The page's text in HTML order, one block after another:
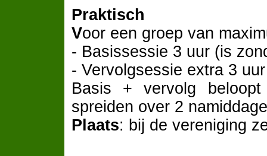
Praktisch
Voor een groep van
- Basissessie 3 uur (is
- Vervolgsessie extra 3
Basis + vervolg
spreiden over 2
Plaats: bij de vereniging